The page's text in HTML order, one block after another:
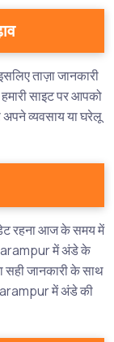
ताज़ा जानकारी
साइट पर आपको
व्यवसाय या घरेलू
रहना आज के समय में
में अंडे के
सही जानकारी के साथ
में अंडे की